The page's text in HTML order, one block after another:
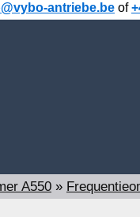
antriebe.be of
A550 »